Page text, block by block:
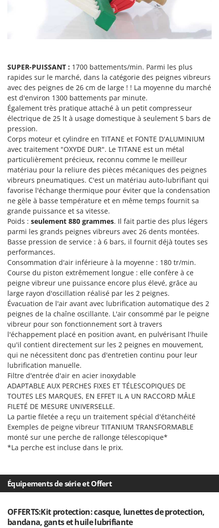
Soufreuses - Poudreuses pour tracteur
Tarières
Tondeuses à Gazon
Tondeuses autoportées
Tondeuses débroussailleuses thermiques
Trancheuses
Trancheuses de sol
Transpalettes
Treuils de débardage
Tronçonneuses
V
Vêtements de Sécurité
Vibroculteurs à tracteur
KitchenAid
L
Laica
Lampacrescia - MGM
Landxcape
LAR Casalinghi
Lavor
Linea VZ
Lisam
Lotusgrill
M
M.A.I.BO.
Macom
Macte Ovens
Makita
MAMMAMIA
Marcato
Marina Systems
Master
Mastercook
Masterpro
McCulloch
MCH
Michelin
Mille
Minox
Mockmill
More than chef
MOVA
Mowox
MTD
SUPER-PUISSANT : 1700 battements/min. Parmi les plus
rapides sur le marché, dans la catégorie des peignes vibreurs
avec des peignes de 26 cm de large ! ! La moyenne du marché
est d'environ 1300 battements par minute.
Également très pratique attaché à un petit compresseur
électrique de 25 lt à usage domestique à seulement 5 bars de
pression.
Corps moteur et cylindre en TITANE et FONTE D'ALUMINIUM
avec traitement "OXYDE DUR". Le TITANE est un métal
particulièrement précieux, reconnu comme le meilleur
matériau pour la reliure des pièces mécaniques des peignes
vibreurs pneumatiques. C'est un matériau auto-lubrifiant qui
favorise l'échange thermique pour éviter que la condensation
ne gèle à basse température et en même temps fournit sa
grande puissance et sa vitesse.
Poids : seulement 880 grammes. Il fait partie des plus légers
parmi les grands peignes vibreurs avec 26 dents montées.
Basse pression de service : à 6 bars, il fournit déjà toutes ses
performances.
Consommation d'air inférieure à la moyenne : 180 tr/min.
Course du piston extrêmement longue : elle confère à ce
peigne vibreur une puissance encore plus élevé, grâce au
large rayon d'oscillation réalisé par les 2 peignes.
Évacuation de l'air avant avec lubrification automatique des 2
peignes de la chaîne oscillante. L'air consommé par le peigne
vibreur pour son fonctionnement sort à travers
l'échappement placé en position avant, en pulvérisant l'huile
qu'il contient directement sur les 2 peignes en mouvement,
qui ne nécessitent donc pas d'entretien continu pour leur
lubrification manuelle.
Filtre d'entrée d'air en acier inoxydable
ADAPTABLE AUX PERCHES FIXES ET TÉLESCOPIQUES DE
TOUTES LES MARQUES, EN EFFET IL A UN RACCORD MÂLE
FILETÉ DE MESURE UNIVERSELLE.
La partie filetée a reçu un traitement spécial d'étanchéité
Exemples de peigne vibreur TITANIUM TRANSFORMABLE
monté sur une perche de rallonge télescopique*
*La perche est incluse dans le prix.
Équipements de série et Offert
OFFERTS:Kit protection: casque, lunettes de protection,
bandana, gants et huile lubrifiante